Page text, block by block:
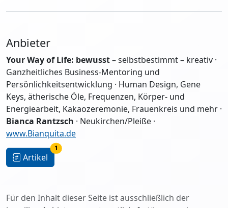
Anbieter
Your Way of Life: bewusst– selbstbestimmt – kreativ ·
Ganzheitliches Business-Mentoring und
Persönlichkeitsentwicklung · Human Design, Gene
Keys, ätherische Öle, Frequenzen, Körper- und
Energiearbeit, Kakaozeremonie, Frauenkreis und mehr ·
Bianca Rantzsch · Neukirchen/Pleiße ·
www.Bianquita.de
Artikel
1
Für den Inhalt dieser Seite ist ausschließlich der